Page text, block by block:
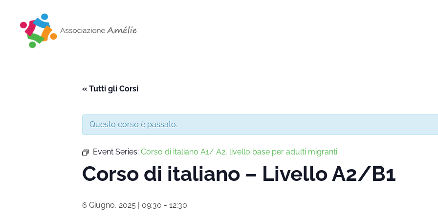
« Tutti gli Corsi
Questo corso è passato.
Event Series: Corso di italiano A1/ A2, livello base per adulti migranti
Corso di italiano – Livello A2/B1
6 Giugno, 2025 | 09:30 - 12:30